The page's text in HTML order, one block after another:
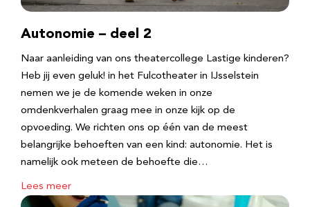
Autonomie – deel 2
Naar aanleiding van ons theatercollege Lastige kinderen?
Heb jij even geluk! in het Fulcotheater in IJsselstein
nemen we je de komende weken in onze
omdenkverhalen graag mee in onze kijk op de
opvoeding. We richten ons op één van de meest
belangrijke behoeften van een kind: autonomie. Het is
namelijk ook meteen de behoefte die…
Lees meer